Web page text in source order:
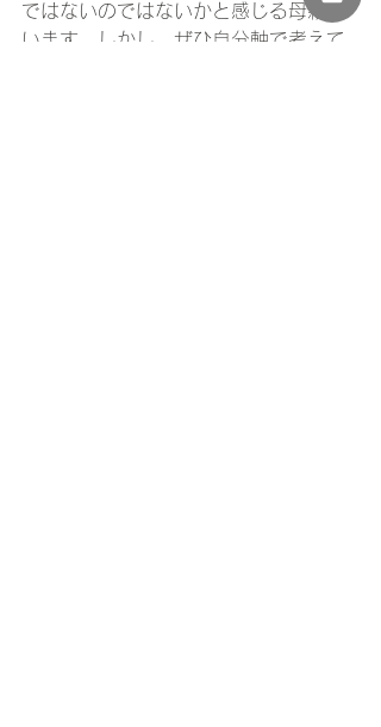
ではないのではないかと感じる母親も
います。しかし、ぜひ自分軸で考えて